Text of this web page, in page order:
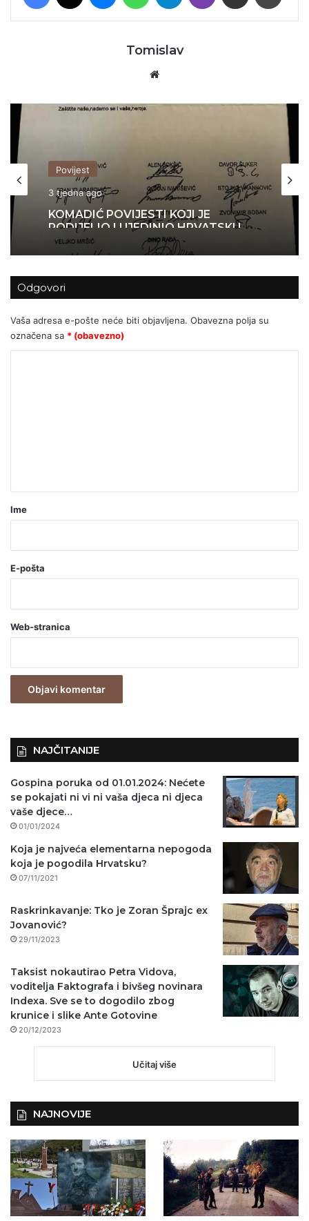
Tomislav
Povijest
3 tjedna ago
KOMADIĆ POVIJESTI KOJI JE
PODIJELIO I UJEDINIO HRVATSKU
Odgovori
Vaša adresa e-pošte neće biti objavljena. Obavezna polja su
označena sa * (obavezno)
r
o
a
v
z
Ime
E-pošta
Web-stranica
NAJČITANIJE
Gospina poruka od 01.01.2024: Nećete
se pokajati ni vi ni vaša djeca ni djeca
vaše djece…
01/01/2024
Koja je najveća elementarna nepogoda
koja je pogodila Hrvatsku?
07/11/2021
Raskrinkavanje: Tko je Zoran Šprajc ex
Jovanović?
29/11/2023
Taksist nokautirao Petra Vidova,
voditelja Faktografa i bivšeg novinara
Indexa. Sve se to dogodilo zbog
krunice i slike Ante Gotovine
20/12/2023
Učitaj više
NAJNOVIJE